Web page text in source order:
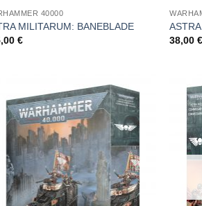
40000
MILITARUM: BANEBLADE
€
38,00€
Aggiungi
alla lista
dei
desideri